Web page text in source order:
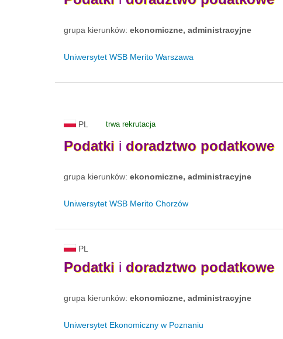
grupa kierunków: ekonomiczne, administracyjne
Uniwersytet WSB Merito Warszawa
PL trwa rekrutacja
Podatki i doradztwo podatkowe
grupa kierunków: ekonomiczne, administracyjne
Uniwersytet WSB Merito Chorzów
PL
Podatki i doradztwo podatkowe
grupa kierunków: ekonomiczne, administracyjne
Uniwersytet Ekonomiczny w Poznaniu